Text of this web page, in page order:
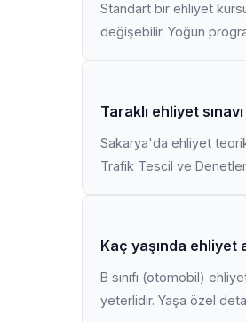
Standart bir ehliyet
değişebilir. Yoğun
Taraklı ehliyet
Sakarya'da ehliyet teorik
Trafik Tescil ve
Kaç yaşında ehliyet
B sınıfı (otomobil)
yeterlidir. Yaşa özel